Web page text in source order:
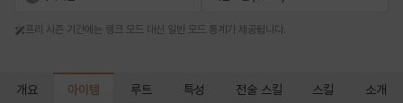
프리 시즌 기간에는 랭크 모드 대신 일반 모드 통계가 제공됩니다.
개요 아이템 루트 특성 전술 스킬 스킬 소개